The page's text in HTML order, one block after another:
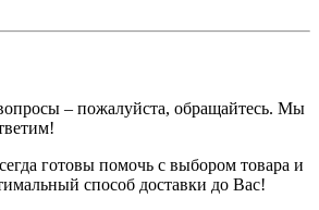
– пожалуйста, обращайтесь. Мы
готовы помочь с выбором товара и
способ доставки до Вас!